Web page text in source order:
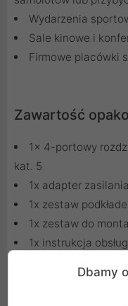
Wydarzenia
Sale kinowe i
Firmowe placówki
Zawartość
1x 4-portowy
kat. 5
1x adapter zasilania
1x zestaw
1x zestaw do
1x instrukcja
Dbamy